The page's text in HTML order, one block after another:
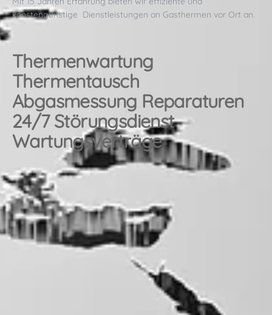
konstengünstige Dienstleistungen an Gasthermen vor Ort an.
Thermenwartung
Thermentausch
Abgasmessung Reparaturen
24/7 Störungsdienst
Wartungsverträge